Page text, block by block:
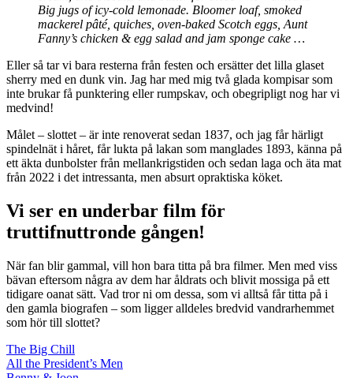
Big jugs of icy-cold lemonade. Bloomer loaf, smoked
mackerel pâté, quiches, oven-baked Scotch eggs, Aunt
Fanny’s chicken & egg salad and jam sponge cake …
Eller så tar vi bara resterna från festen och ersätter det lilla glaset
sherry med en dunk vin. Jag har med mig två glada kompisar som
inte brukar få punktering eller rumpskav, och obegripligt nog har vi
medvind!
Målet – slottet – är inte renoverat sedan 1837, och jag får härligt
spindelnät i håret, får lukta på lakan som manglades 1893, känna på
ett äkta dunbolster från mellankrigstiden och sedan laga och äta mat
från 2022 i det intressanta, men absurt opraktiska köket.
Vi ser en underbar film för
truttifnuttronde gången!
När fan blir gammal, vill hon bara titta på bra filmer. Men med viss
bävan eftersom några av dem har åldrats och blivit mossiga på ett
tidigare oanat sätt. Vad tror ni om dessa, som vi alltså får titta på i
den gamla biografen – som ligger alldeles bredvid vandrarhemmet
som hör till slottet?
The Big Chill
All the President’s Men